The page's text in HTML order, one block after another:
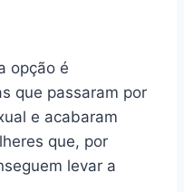
opção é
que passaram por
e acabaram
que, por
levar a